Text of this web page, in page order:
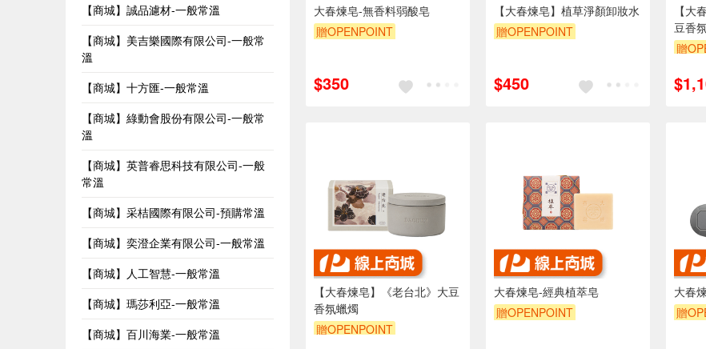
【商城】誠品濾材-一般常溫
【商城】美吉樂國際有限公司-一般常
溫
【商城】十方匯-一般常溫
【商城】綠動會股份有限公司-一般常
溫
【商城】英普睿思科技有限公司-一般
常溫
【商城】采桔國際有限公司-預購常溫
【商城】奕澄企業有限公司-一般常溫
【商城】人工智慧-一般常溫
【商城】瑪莎利亞-一般常溫
【商城】百川海業-一般常溫
大春煉皂-無香料弱酸皂
贈OPENPOINT
$350
【大春煉皂】植草淨顏卸妝水
贈OPENPOINT
$450
【大
豆香
贈
【大春煉皂】《老台北》大豆
香氛蠟燭
贈OPENPOINT
大春煉皂-經典植萃皂
贈OPENPOINT
大春
贈